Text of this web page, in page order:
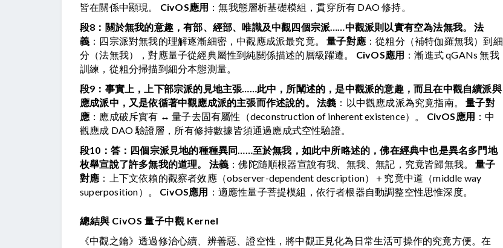
皆在關係中顯現。 CivOS應用 ：無我態層析基礎模組，貫穿所有 DAO 修持。
段8：關於無我的意趣，有部、經部、唯識及中觀四個宗派……中觀派則以實有空為法無我。
法
義 ：四宗派對無我的理解逐漸細密，中觀應成派最究竟。 量子對應 ：從粗分（補特伽羅無我）到細
分（法無我），對應量子從經典屬性到純關係描述的層級躍遷。 CivOS應用 ：漸進式 qGANs 無我
訓練，從粗分掃描到細分本態測量。
段9：事實上，上下部宗派的見地主張……此中，所闡述的，是中觀派的意趣，而且在中觀自續派與
應成派中，又是依循著中觀應成派的主張而作述說的。
法義 ：以中觀應成派為究竟指南。 量子對
應 ：應成破斥實有 ↔ 量子去固有屬性（deconstruction of inherent existence）。 CivOS應用 ：中
觀應成 DAO 驗證層，所有修持數據皆須通過應成式空性驗證。
段10：答：四個宗派見地的種種異同……至於無我，如此中所略述的，佛在經典中也是異名多門地
枚舉宣說了許多無我的道理。
法義 ：佛陀隨順根器宣說有我、無我、無記，究竟皆歸無我。 量子
對應 ：上下文依賴的觀察者效應（observer-dependent description）＋究竟中道（middle way
superposition）。 CivOS應用 ：適應性量子菩提模組，依行者根器自動調整空性思惟深度。
總結與 CivOS 量子中觀 Kernel
《中觀之鑰》透過修治心續、辨善惡、證空性，將中觀正見化為日常生活可操作的究竟方便。在